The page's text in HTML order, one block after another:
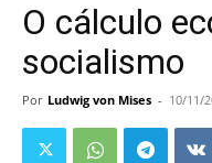
O cálculo
socialismo
Por Ludwig von Mises - 10/11/